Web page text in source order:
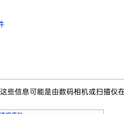
些信息可能是由数码相机或扫描